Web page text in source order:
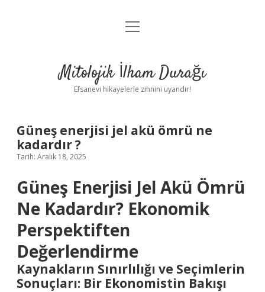
Anasayfa
Yasal Uyarı
menüyü
Mitolojik İlham Durağı
Efsanevi hikayelerle zihnini uyandır!
Güneş enerjisi jel akü ömrü ne
kadardır ?
Tarih: Aralık 18, 2025
Güneş Enerjisi Jel Akü Ömrü
Ne Kadardır? Ekonomik
Perspektiften
Değerlendirme
Kaynakların Sınırlılığı ve Seçimlerin
Sonuçları: Bir Ekonomistin Bakışı